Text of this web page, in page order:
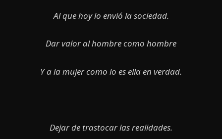
Al que hoy lo envió la sociedad.
Dar valor al hombre como hombre
Y a la mujer como lo es ella en verdad.
Dejar de trastocar las realidades.